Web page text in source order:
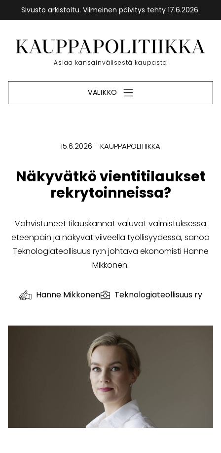
Sivusto arkistoitu. Viimeinen päivitys tehty 17.6.2026.
sisältöön
Etusivu
Asiaa kansainvälisestä kaupasta
VALIKKO
15.6.2026 KAUPPAPOLITIIKKA
Näkyvätkö vientitilaukset
rekrytoinneissa?
Vahvistuneet tilauskannat valuvat valmistuksessa
eteenpäin ja näkyvät viiveellä työllisyydessä, sanoo
Teknologiateollisuus ry:n johtava ekonomisti Hanne
Mikkonen.
Hanne Mikkonen Teknologiateollisuus ry